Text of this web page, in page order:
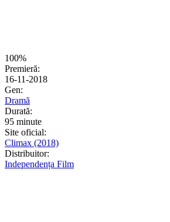
100%
Premieră:
16-11-2018
Gen:
Dramă
Durată:
95 minute
Site oficial:
Climax (2018)
Distribuitor:
Independența Film